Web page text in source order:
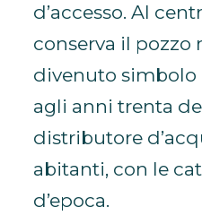
d’accesso. Al
conserva il pozzo
divenuto simbolo
agli anni trenta
distributore
abitanti, con le
d’epoca.